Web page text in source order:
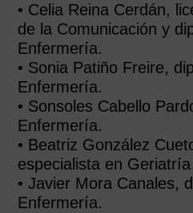
• Celia Reina Cerdán,
de la Comunicación y
Enfermería.
• Sonia Patiño Freire,
Enfermería.
• Sonsoles Cabello
Enfermería.
• Beatriz González
especialista en
• Javier Mora Canales,
Enfermería.